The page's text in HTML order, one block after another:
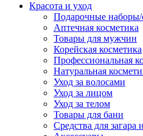
Красота и уход
Подарочные
Аптечная косметика
Товары для мужчин
Корейская косметика
Профессиональная
Натуральная
Уход за волосами
Уход за лицом
Уход за телом
Товары для бани
Средства для загара